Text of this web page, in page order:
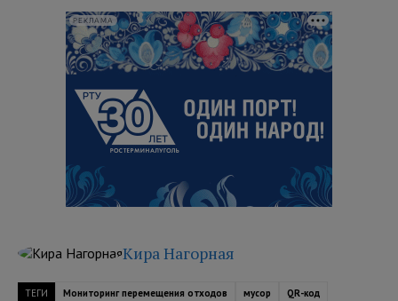
РЕКЛАМА
Кира Нагорная
ТЕГИ Мониторинг перемещения отходов мусор
QR-код